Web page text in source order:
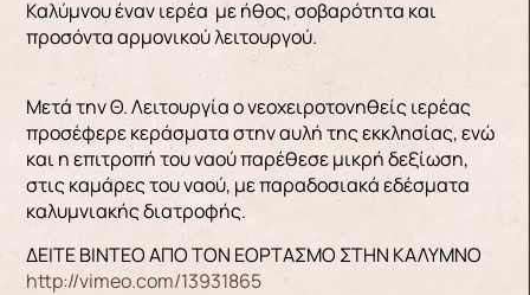
Καλύμνου έναν ιερέα με ήθος, σοβαρότητα και
προσόντα αρμονικού λειτουργού.
Μετά την Θ. Λειτουργία ο νεοχειροτονηθείς ιερέας
προσέφερε κεράσματα στην αυλή της εκκλησίας, ενώ
και η επιτροπή του ναού παρέθεσε μικρή δεξίωση,
στις καμάρες του ναού, με παραδοσιακά εδέσματα
καλυμνιακής διατροφής.
ΔΕΙΤΕ ΒΙΝΤΕΟ ΑΠΟ ΤΟΝ ΕΟΡΤΑΣΜΟ ΣΤΗΝ ΚΑΛΥΜΝΟ
http://vimeo.com/13931865